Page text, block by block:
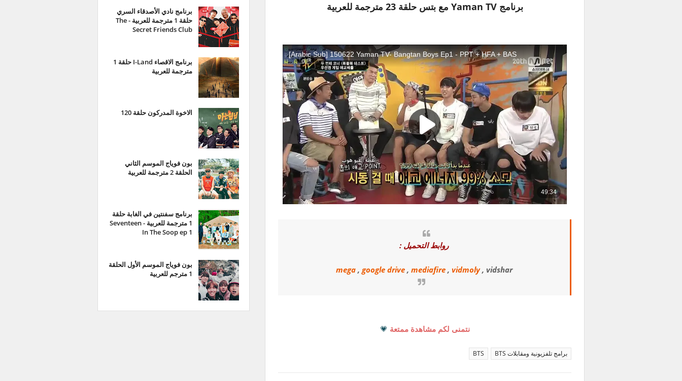
برنامج Yaman TV مع بتس حلقة 23 مترجمة للعربية
روابط التحميل :
mega, google drive, mediafire, vidmoly, vidshar
نتمنى لكم مشاهدة ممتعة 💗
برامج تلفزيونية ومقابلات BTS BTS
برنامج نادي الأصدقاء السري
حلقة 1 مترجمة للعربية - The
Secret Friends Club
برنامج الاقصاء I-Land حلقة 1
مترجمة للعربية
الاخوة المدركون حلقة 120
بون فوياج الموسم الثاني
الحلقة 2 مترجمة للعربية
برنامج سفنتين في الغابة حلقة
1 مترجمة للعربية - Seventeen
In The Soop ep 1
بون فوياج الموسم الأول الحلقة
1 مترجم للعربية